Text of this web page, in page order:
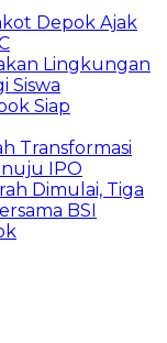
Depok Ajak
Lingkungan
Siswa
Siap
Transformasi
IPO
Dimulai, Tiga
BSI